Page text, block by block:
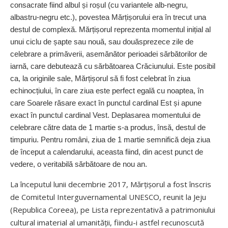
consacrate fiind albul și roșul (cu variantele alb-negru,
albastru-negru etc.), povestea Mărțișorului era în trecut una
destul de complexă. Mărțișorul reprezenta momentul inițial al
unui ciclu de șapte sau nouă, sau douăsprezece zile de
celebrare a primăverii, asemănător perioadei sărbătorilor de
iarnă, care debutează cu sărbătoarea Crăciunului. Este posibil
ca, la originile sale, Mărțișorul să fi fost celebrat în ziua
echinocțiului, în care ziua este perfect egală cu noaptea, în
care Soarele răsare exact în punctul cardinal Est și apune
exact în punctul cardinal Vest. Deplasarea momentului de
celebrare către data de 1 martie s-a produs, însă, destul de
timpuriu. Pentru români, ziua de 1 martie semnifică deja ziua
de început a calendarului, aceasta fiind, din acest punct de
vedere, o veritabilă sărbătoare de nou an.
La începutul lunii decembrie 2017, Mărțișorul a fost înscris
de Comitetul Interguvernamental UNESCO, reunit la Jeju
(Republica Coreea), pe Lista reprezentativă a patrimoniului
cultural imaterial al umanității, fiindu-i astfel recunoscută